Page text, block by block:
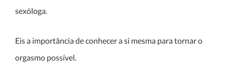
sexóloga.
Eis a importância de conhecer a si mesma para tornar o
orgasmo possível.